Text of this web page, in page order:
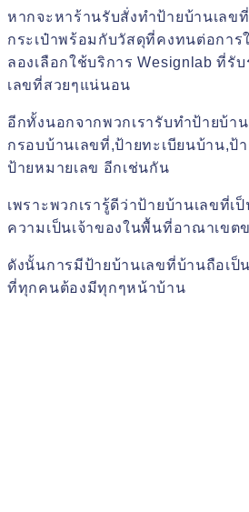
หากจะหาร้านรับสั่งทำป้ายบ้านเลข
กระเป๋าพร้อมกับวัสดุที่คงทนต่อการ
ลองเลือกใช้บริการ Wesignlab ที่
เลขที่สวยๆแน่นอน
อีกทั้งนอกจากพวกเรารับทำป้ายบ้า
กรอบบ้านเลขที่,ป้ายทะเบียนบ้าน,ป้
ป้ายหมายเลข อีกเช่นกัน
เพราะพวกเรารู้ดีว่าป้ายบ้านเลขที่
ความเป็นเจ้าของในพื้นที่อาณาเขต
ดังนั้นการมีป้ายบ้านเลขที่บ้านถือเป็
ที่ทุกคนต้องมีทุกๆหน้าบ้าน